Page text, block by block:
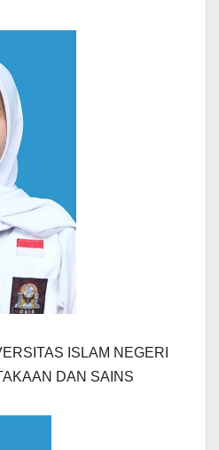
ISLAM NEGERI
DAN SAINS